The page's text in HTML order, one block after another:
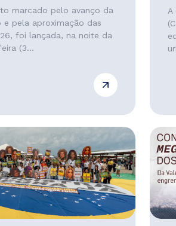
marcado pelo avanço da
e pela aproximação das
foi lançada, na noite da
(3...
A